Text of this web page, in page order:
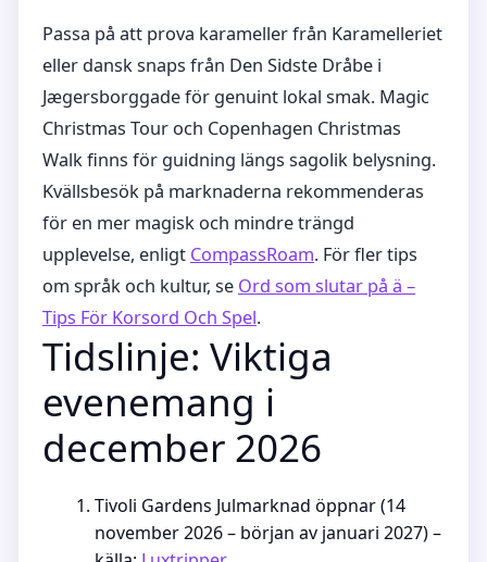
Passa på att prova karameller från Karamelleriet
eller dansk snaps från Den Sidste Dråbe i
Jægersborggade för genuint lokal smak. Magic
Christmas Tour och Copenhagen Christmas
Walk finns för guidning längs sagolik belysning.
Kvällsbesök på marknaderna rekommenderas
för en mer magisk och mindre trängd
upplevelse, enligt CompassRoam. För fler tips
om språk och kultur, se Ord som slutar på ä –
Tips För Korsord Och Spel.
Tidslinje: Viktiga
evenemang i
december 2026
Tivoli Gardens Julmarknad öppnar (14
november 2026 – början av januari 2027) –